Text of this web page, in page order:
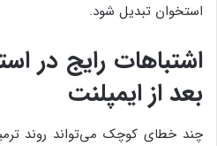
استخوان تبدیل شود.
اشتباهات رایج در
بعد از ایمپلنت
چند خطای کوچک می‌تواند روند